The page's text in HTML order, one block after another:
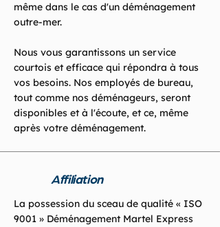
même dans le cas d'un déménagement
outre-mer.
Nous vous garantissons un service
courtois et efficace qui répondra à tous
vos besoins. Nos employés de bureau,
tout comme nos déménageurs, seront
disponibles et à l'écoute, et ce, même
après votre déménagement.
Affiliation
La possession du sceau de qualité « ISO
9001 » Déménagement Martel Express